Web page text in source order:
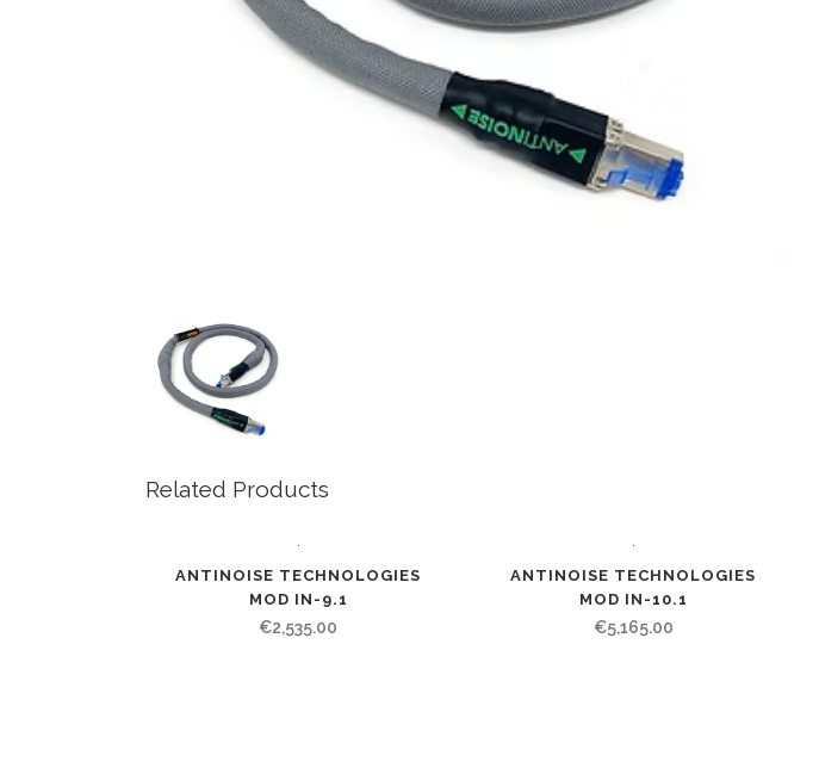
Related Products
ANTINOISE TECHNOLOGIES
MOD IN-9.1
€2,535.00
ANTINOISE TECHNOLOGIES
MOD IN-10.1
€5,165.00